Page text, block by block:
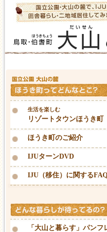
生活を楽しむ
リゾートタウンほうき町
ほうき町のご紹介
IJUターンDVD
IJU（移住）に関する
「大山と暮らす」パンフ